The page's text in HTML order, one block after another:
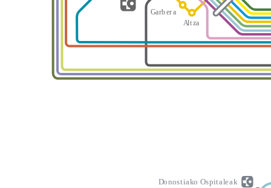
Altza
Garbera
Donostiako Ospitaleak